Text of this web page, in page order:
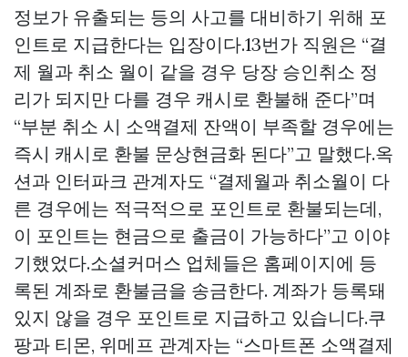
정보가 유출되는 등의 사고를 대비하기 위해 포
인트로 지급한다는 입장이다.13번가 직원은 “결
제 월과 취소 월이 같을 경우 당장 승인취소 정
리가 되지만 다를 경우 캐시로 환불해 준다”며
“부분 취소 시 소액결제 잔액이 부족할 경우에는
즉시 캐시로 환불 문상현금화 된다”고 말했다.옥
션과 인터파크 관계자도 “결제월과 취소월이 다
른 경우에는 적극적으로 포인트로 환불되는데,
이 포인트는 현금으로 출금이 가능하다”고 이야
기했었다.소셜커머스 업체들은 홈페이지에 등
록된 계좌로 환불금을 송금한다. 계좌가 등록돼
있지 않을 경우 포인트로 지급하고 있습니다.쿠
팡과 티몬, 위메프 관계자는 “스마트폰 소액결제